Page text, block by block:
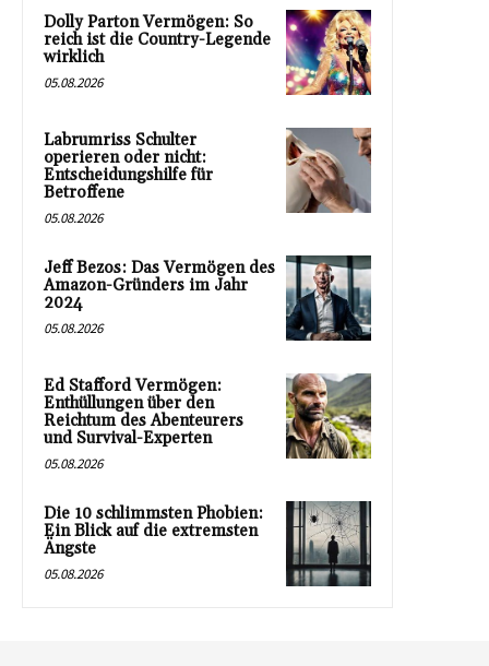
Dolly Parton Vermögen: So
reich ist die Country-Legende
wirklich
05.08.2026
Labrumriss Schulter
operieren oder nicht:
Entscheidungshilfe für
Betroffene
05.08.2026
Jeff Bezos: Das Vermögen des
Amazon-Gründers im Jahr
2024
05.08.2026
Ed Stafford Vermögen:
Enthüllungen über den
Reichtum des Abenteurers
und Survival-Experten
05.08.2026
Die 10 schlimmsten Phobien:
Ein Blick auf die extremsten
Ängste
05.08.2026